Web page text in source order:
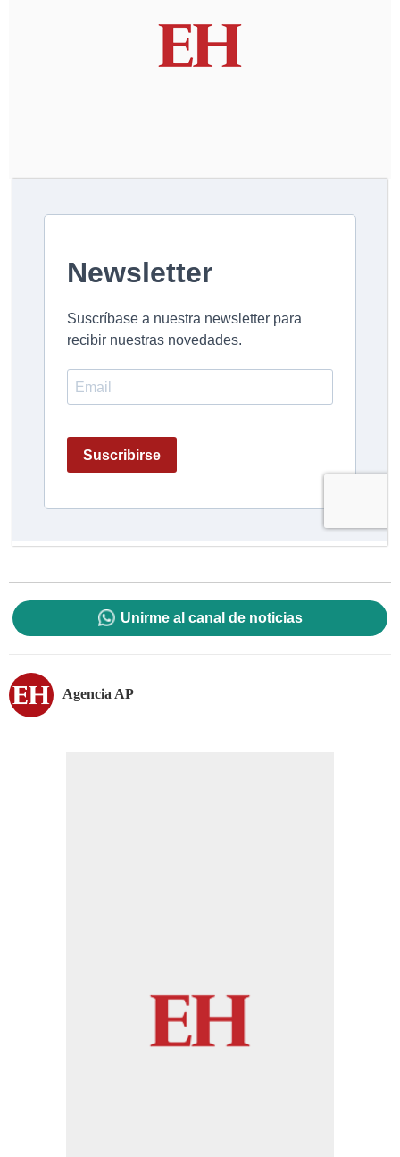
Unirme al canal de noticias
Agencia AP